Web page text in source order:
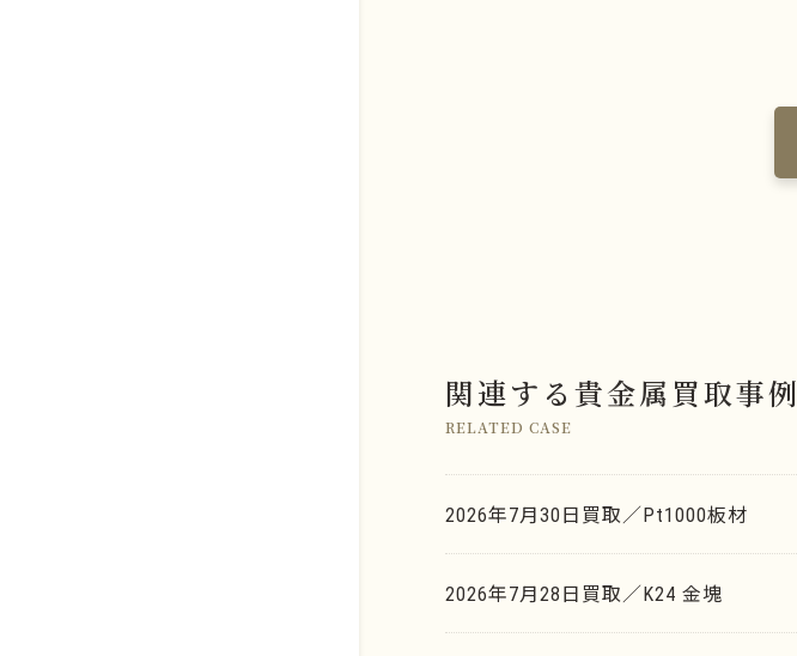
関連する貴金属買取事例
RELATED CASE
2026年7月30日買取／Pt1000板材
2026年7月28日買取／K24 金塊